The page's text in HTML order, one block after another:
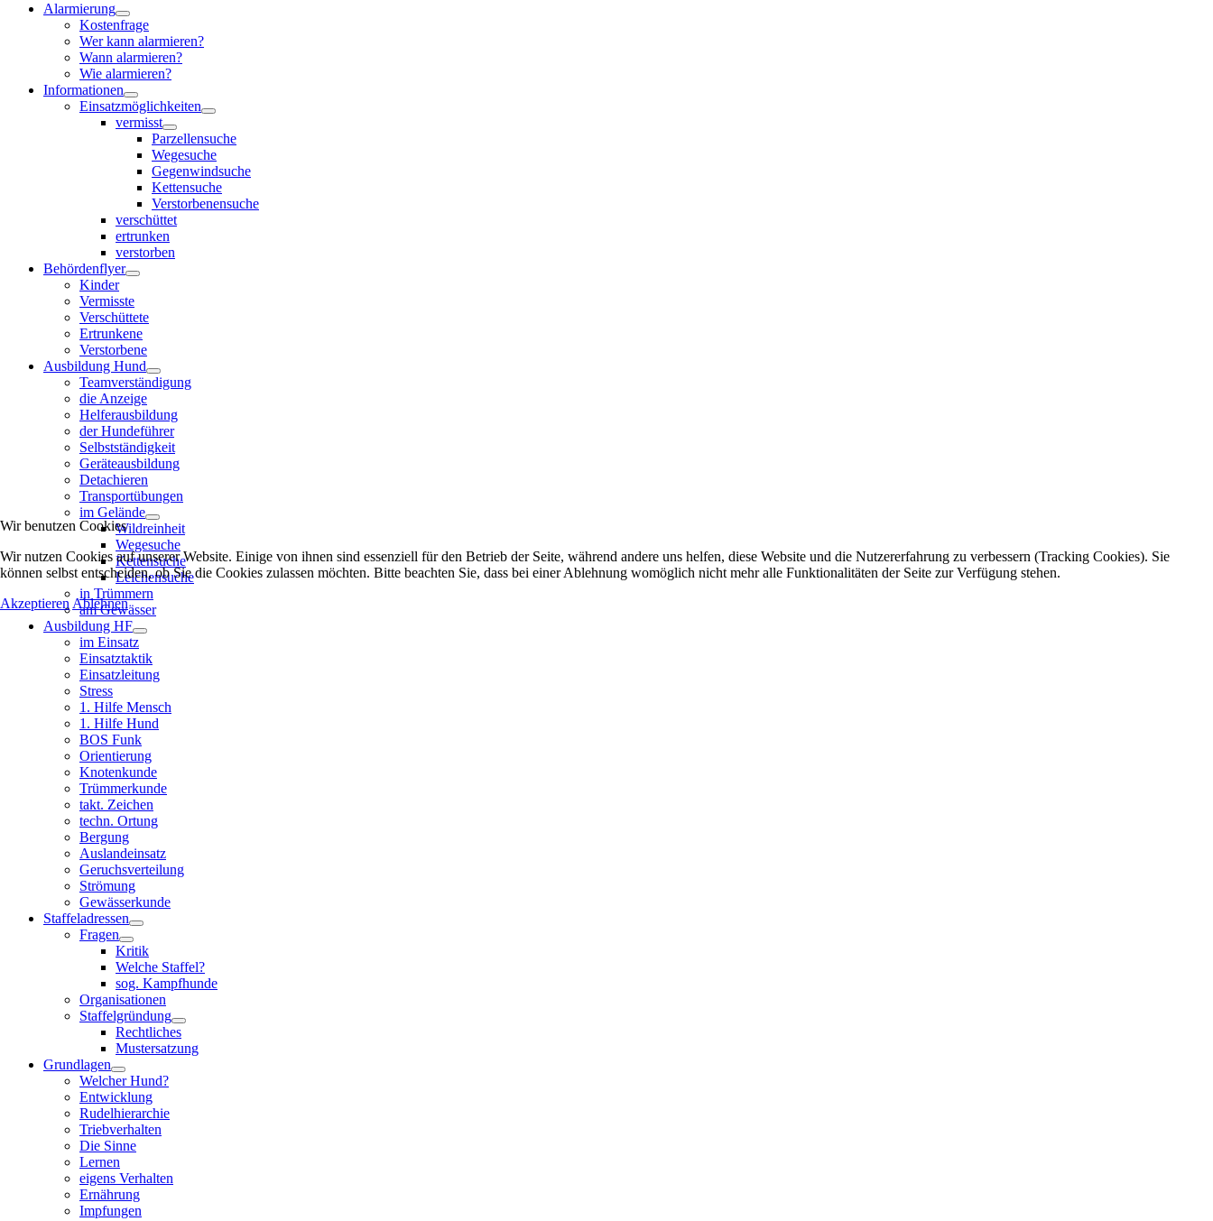
Alarmierung
Kostenfrage
Wer kann alarmieren?
Wann alarmieren?
Wie alarmieren?
Informationen
Einsatzmöglichkeiten
vermisst
Parzellensuche
Wegesuche
Gegenwindsuche
Kettensuche
Verstorbenensuche
verschüttet
ertrunken
verstorben
Behördenflyer
Kinder
Vermisste
Verschüttete
Ertrunkene
Verstorbene
Ausbildung Hund
Teamverständigung
die Anzeige
Helferausbildung
der Hundeführer
Selbstständigkeit
Geräteausbildung
Detachieren
Transportübungen
im Gelände
Wildreinheit
Wegesuche
Kettensuche
Leichensuche
in Trümmern
am Gewässer
Ausbildung HF
im Einsatz
Einsatztaktik
Einsatzleitung
Stress
1. Hilfe Mensch
1. Hilfe Hund
BOS Funk
Orientierung
Knotenkunde
Trümmerkunde
takt. Zeichen
techn. Ortung
Bergung
Auslandeinsatz
Geruchsverteilung
Strömung
Gewässerkunde
Staffeladressen
Fragen
Kritik
Welche Staffel?
sog. Kampfhunde
Organisationen
Staffelgründung
Rechtliches
Mustersatzung
Grundlagen
Welcher Hund?
Entwicklung
Rudelhierarchie
Triebverhalten
Die Sinne
Lernen
eigens Verhalten
Ernährung
Impfungen
Wir benutzen Cookies
Wir nutzen Cookies auf unserer Website. Einige von ihnen sind essenziell für den Betrieb der Seite, während andere uns helfen, diese Website und die Nutzererfahrung zu verbessern (Tracking Cookies). Sie
können selbst entscheiden, ob Sie die Cookies zulassen möchten. Bitte beachten Sie, dass bei einer Ablehnung womöglich nicht mehr alle Funktionalitäten der Seite zur Verfügung stehen.
Akzeptieren Ablehnen